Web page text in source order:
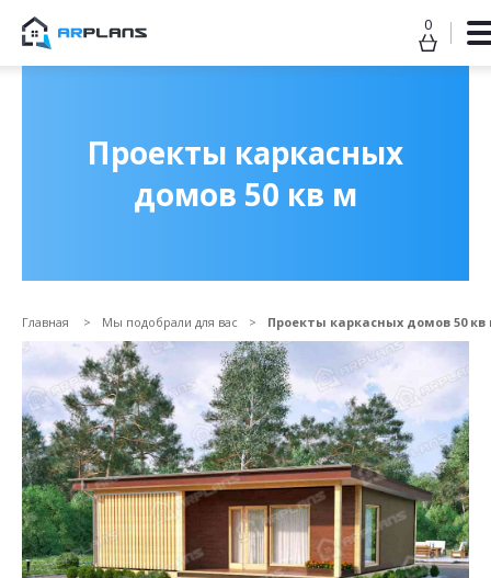
0
Проекты каркасных
домов 50 кв м
Главная Мы подобрали для вас Проекты каркасных домов 50 кв
Прикрепить файл
Согласен на обработку персональных данных
This site is protected by reCAPTCHA and the Google Privacy Policy and Terms of Service
Продолжить покупки